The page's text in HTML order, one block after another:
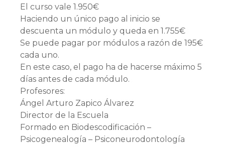
El curso vale 1.950€
Haciendo un único pago al inicio se
descuenta un módulo y queda en 1.755€
Se puede pagar por módulos a razón de 195€
cada uno.
En este caso, el pago ha de hacerse máximo 5
días antes de cada módulo.
Profesores:
Ángel Arturo Zapico Álvarez
Director de la Escuela
Formado en Biodescodificación –
Psicogenealogía – Psiconeurodontología